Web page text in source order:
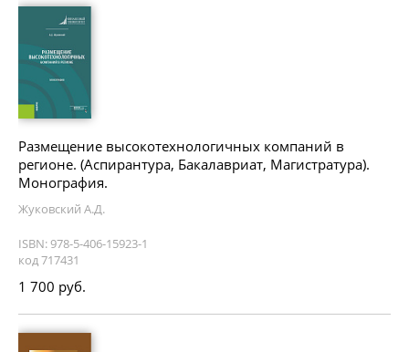
Размещение высокотехнологичных компаний в
регионе. (Аспирантура, Бакалавриат, Магистратура).
Монография.
Жуковский А.Д.
ISBN: 978-5-406-15923-1
код 717431
1 700 руб.